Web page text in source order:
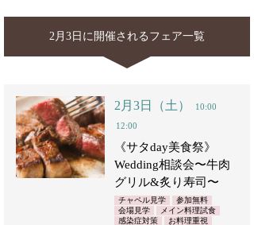
2月3日に開催されるフェア一覧
2月3日（土）
10:00
12:00
《サタday美食祭》
Wedding相談会〜牛肉
グリル&炙り寿司〜
チャペル見学
参加無料
会場見学
メイン料理試食
感染症対策
お料理重視